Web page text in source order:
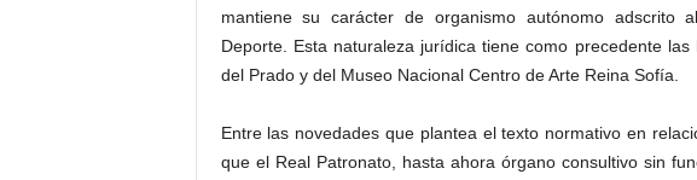
mantiene su carácter de organismo autónomo adscrito
Deporte. Esta naturaleza jurídica tiene como precedente
del Prado y del Museo Nacional Centro de Arte Reina Sofía.
Entre las novedades que plantea el texto normativo en
que el Real Patronato, hasta ahora órgano consultivo sin